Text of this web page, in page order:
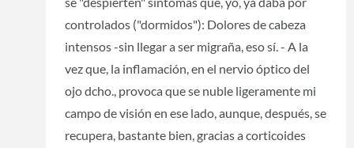
controlados ("dormidos"): Dolores de cabeza
intensos -sin llegar a ser migraña, eso sí. - A la
vez que, la inflamación, en el nervio óptico del
ojo dcho., provoca que se nuble ligeramente mi
campo de visión en ese lado, aunque, después, se
recupera, bastante bien, gracias a corticoides